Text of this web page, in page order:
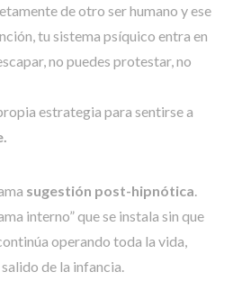
de otro ser humano y ese
tu sistema psíquico entra en
no puedes protestar, no
estrategia para sentirse a
sugestión post-hipnótica
interno” que se instala sin que
operando toda la vida,
de la infancia.